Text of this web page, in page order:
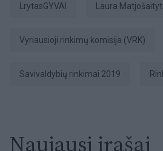
LrytasGYVAI Laura
Vyriausioji rinkimų komisija (VRK)
Savivaldybių rinkimai 2019
Naujausi įrašai